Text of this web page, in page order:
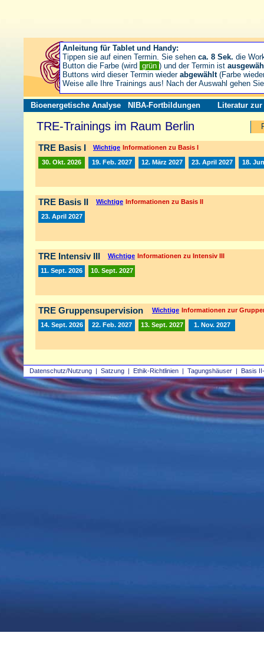
Datenschutz/Nutzung | Satzung | Ethik-Richtlinien | Tagungshäuser | Basis
Bioenergetische Analyse NIBA-Fortbildungen Literatur zur
TRE-Trainings im Raum Berlin
TRE Basis I Wichtige Informationen zu Basis I
30. Okt. 2026 19. Feb. 2027 12. März 2027 23. April 2027 18.
TRE Basis II Wichtige Informationen zu Basis II
23. April 2027
TRE Intensiv III Wichtige Informationen zu Intensiv III
11. Sept. 2026 10. Sept. 2027
TRE Gruppensupervision Wichtige Informationen zur
14. Sept. 2026 22. Feb. 2027 13. Sept. 2027 1. Nov. 2027
Anleitung für Tablet und Handy:
Tippen sie auf einen Termin. Sie sehen ca. 8 Sek. die
Button die Farbe (wird grün ) und der Termin ist
Buttons wird dieser Termin wieder abgewählt(Farbe
Weise alle Ihre Trainings aus! Nach der Auswahl gehen